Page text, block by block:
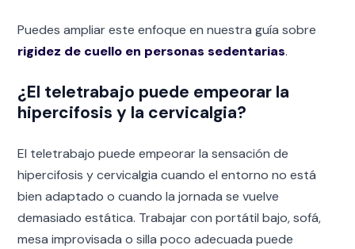
Puedes ampliar este enfoque en nuestra guía sobre
rigidez de cuello en personas sedentarias.
¿El teletrabajo puede empeorar la
hipercifosis y la cervicalgia?
El teletrabajo puede empeorar la sensación de
hipercifosis y cervicalgia cuando el entorno no está
bien adaptado o cuando la jornada se vuelve
demasiado estática. Trabajar con portátil bajo, sofá,
mesa improvisada o silla poco adecuada puede